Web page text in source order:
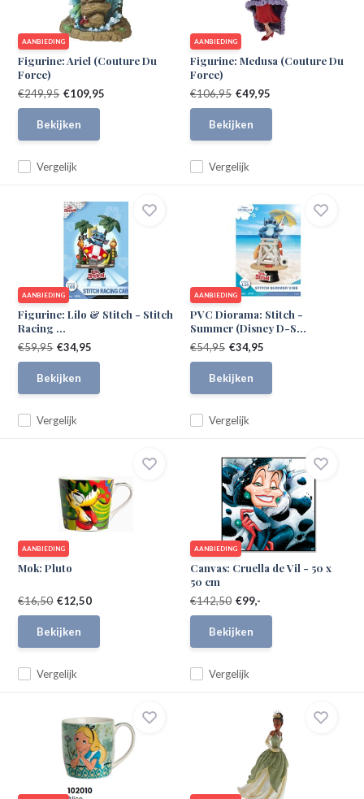
AANBIEDING
Figurine: Ariel (Couture Du
Force)
Vergelijk
€249,95 €109,95
Bekijken
AANBIEDING
Figurine: Medusa (Couture Du
Force)
Vergelijk
€106,95 €49,95
Bekijken
AANBIEDING
Figurine: Lilo & Stitch - Stitch
Racing ...
Vergelijk
€59,95 €34,95
Bekijken
AANBIEDING
PVC Diorama: Stitch -
Summer (Disney D-S...
Vergelijk
€54,95 €34,95
Bekijken
AANBIEDING
Mok: Pluto
Vergelijk
€16,50 €12,50
Bekijken
AANBIEDING
Canvas: Cruella de Vil - 50 x
50 cm
Vergelijk
€142,50 €99,-
Bekijken